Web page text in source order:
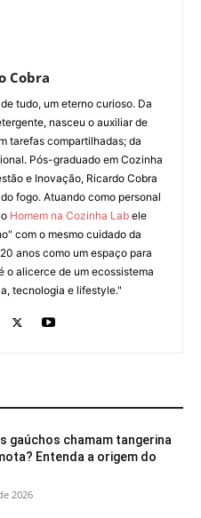
Cobra
tudo, um eterno curioso. Da
nasceu o auxiliar de
tarefas compartilhadas; da
Pós-graduado em Cozinha
e Inovação, Ricardo Cobra
fogo. Atuando como personal
Homem na Cozinha Labele
com o mesmo cuidado da
anos como um espaço para
o alicerce de um ecossistema
tecnologia e lifestyle."
gaúchos chamam tangerina
Entenda a origem do
2026